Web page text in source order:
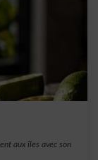
aux îles avec son